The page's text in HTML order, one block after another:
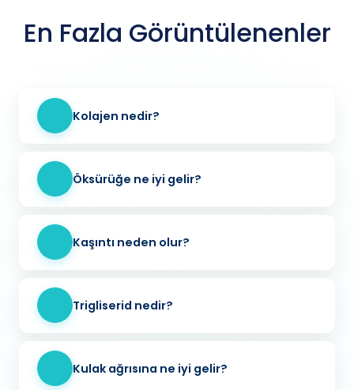
En Fazla Görüntülenenler
Kolajen nedir?
Öksürüğe ne iyi gelir?
Kaşıntı neden olur?
Trigliserid nedir?
Kulak ağrısına ne iyi gelir?